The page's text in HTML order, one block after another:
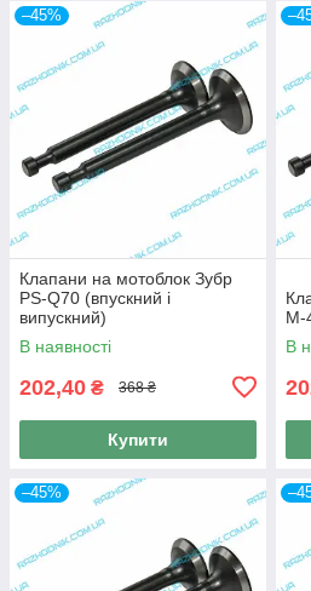
–45%
Клапани на мотоблок Зубр
PS-Q70 (впускний і
випускний)
В наявності
202,40 ₴ 368 ₴
Купити
M-
В
–45%